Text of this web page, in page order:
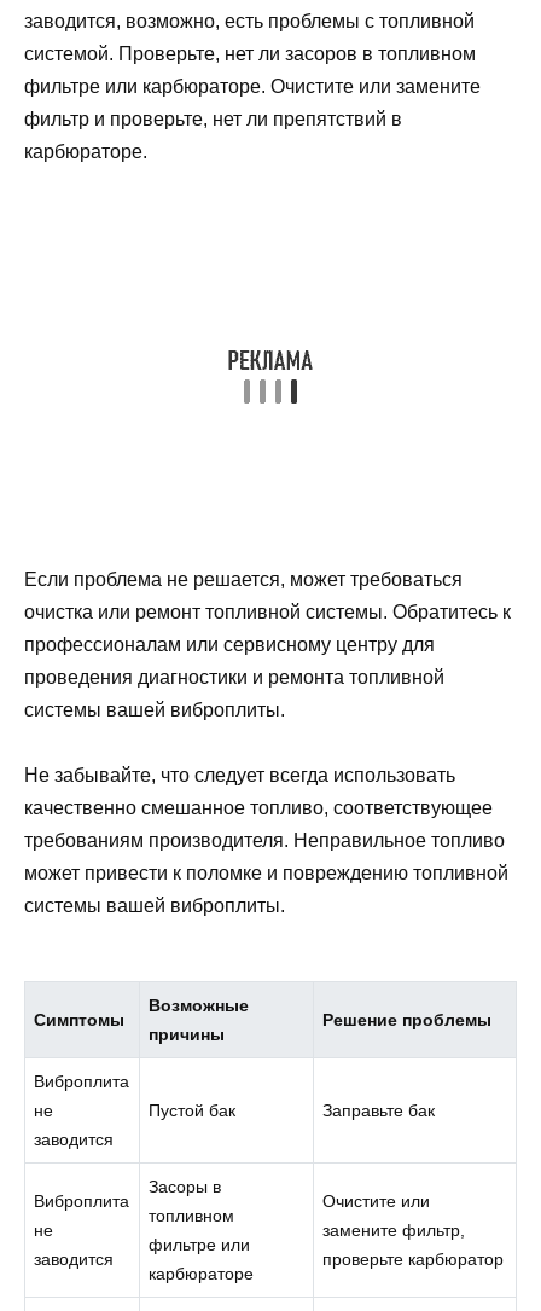
заводится, возможно, есть проблемы с топливной
системой. Проверьте, нет ли засоров в топливном
фильтре или карбюраторе. Очистите или замените
фильтр и проверьте, нет ли препятствий в
карбюраторе.
Если проблема не решается, может требоваться
очистка или ремонт топливной системы. Обратитесь к
профессионалам или сервисному центру для
проведения диагностики и ремонта топливной
системы вашей виброплиты.
Не забывайте, что следует всегда использовать
качественно смешанное топливо, соответствующее
требованиям производителя. Неправильное топливо
может привести к поломке и повреждению топливной
системы вашей виброплиты.
Симптомы
Возможные
причины
Решение проблемы
Виброплита
не
заводится
Пустой бак Заправьте бак
Виброплита
не
заводится
Засоры в
топливном
фильтре или
карбюраторе
Очистите или
замените фильтр,
проверьте карбюратор